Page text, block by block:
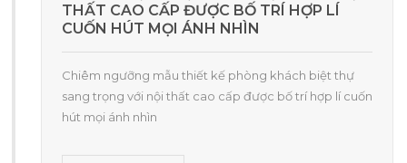
THẤT CAO CẤP ĐƯỢC BỐ TRÍ HỢP LÍ
CUỐN HÚT MỌI ÁNH NHÌN
Chiêm ngưỡng mẫu thiết kế phòng khách biệt thự
sang trọng với nội thất cao cấp được bố trí hợp lí cuốn
hút mọi ánh nhìn